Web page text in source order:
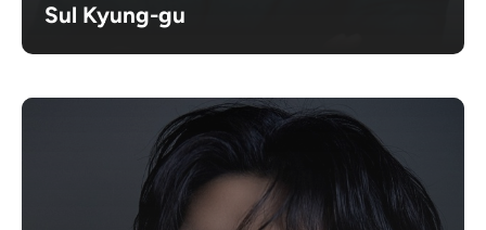
Sul Kyung-gu